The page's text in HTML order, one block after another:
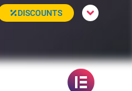
DISCOUNTS